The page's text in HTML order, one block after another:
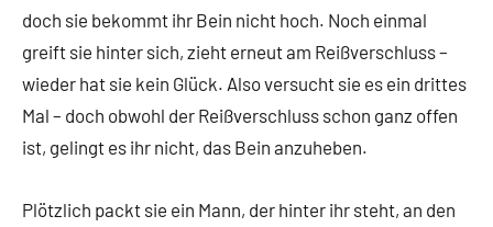
doch sie bekommt ihr Bein nicht hoch. Noch einmal
greift sie hinter sich, zieht erneut am Reißverschluss –
wieder hat sie kein Glück. Also versucht sie es ein drittes
Mal – doch obwohl der Reißverschluss schon ganz offen
ist, gelingt es ihr nicht, das Bein anzuheben.
Plötzlich packt sie ein Mann, der hinter ihr steht, an den